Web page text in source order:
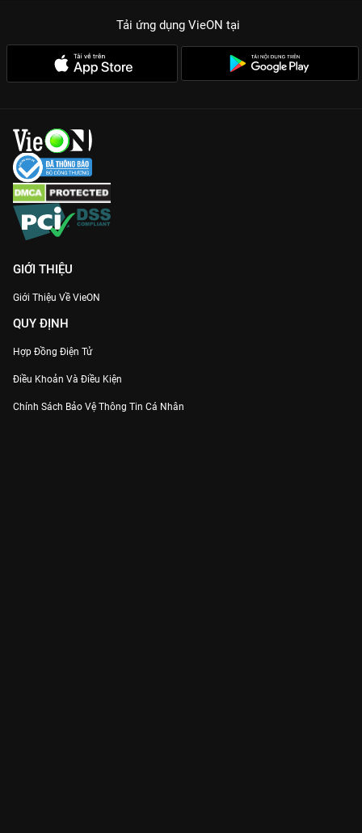
Tải ứng dụng VieON tại
GIỚI THIỆU
Giới Thiệu Về VieON
QUY ĐỊNH
Hợp Đồng Điện Tử
Điều Khoản Và Điều Kiện
Chính Sách Bảo Vệ Thông Tin Cá Nhân